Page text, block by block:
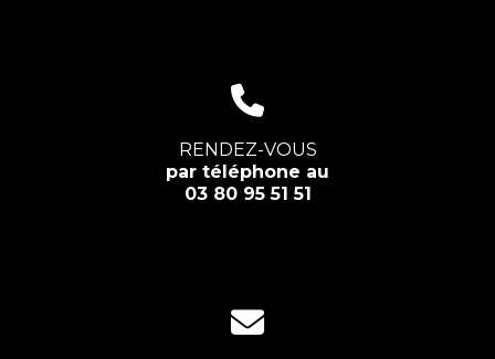
RENDEZ-VOUS
par téléphone au
03 80 95 51 51